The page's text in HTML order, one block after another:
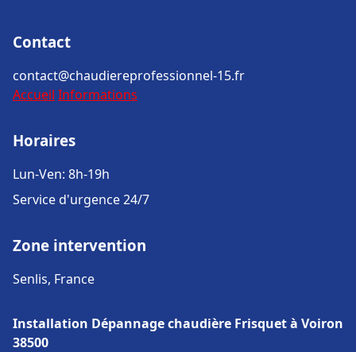
Contact
contact@chaudiereprofessionnel-15.fr
Accueil Informations
Horaires
Lun-Ven: 8h-19h
Service d'urgence 24/7
Zone intervention
Senlis, France
Installation Dépannage chaudière Frisquet à Voiron
38500